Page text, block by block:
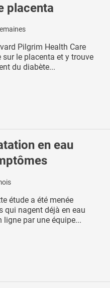
placenta
Pilgrim Health Care
sur le placenta et y trouve
du diabète...
en eau
étude a été menée
qui nagent déjà en eau
ligne par une équipe...